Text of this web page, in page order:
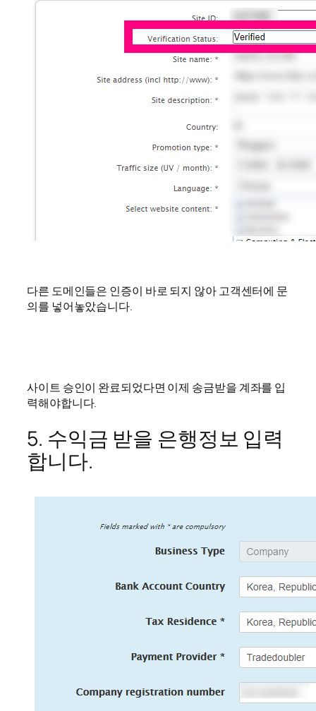
다른 도메인들은 인증이 바로 되지 않아 고객센터에 문
의를 넣어놓았습니다.
사이트 승인이 완료되었다면 이제 송금받을 계좌를 입
력해야합니다.
5. 수익금 받을 은행정보 입력
합니다.